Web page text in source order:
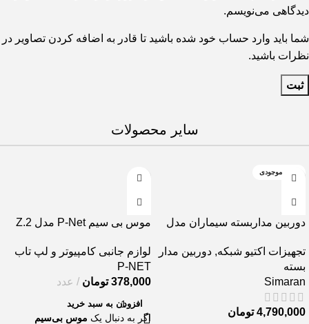
دیدگاهی می‌نویسم.
شما باید وارد حساب خود شده باشید تا قادر به اضافه کردن تصاویر در
نظرات باشید.
سایر محصولات
اتمام موجودی
دوربین مداربسته سیماران مدل
تجهیزات اکتیو شبکه, دوربین مدار
بسته
Simaran
4,790,000 تومان
موس بی سیم P-Net مدل Z.2
لوازم جانبی کامپیوتر و لپ تاب
P-NET
378,000 تومان عدد
افزودن به سبد خرید
اگر به دنبال یک موس بی‌سیم